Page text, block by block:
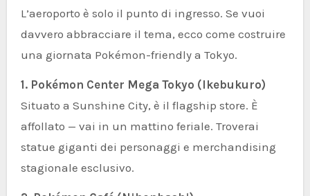
L’aeroporto è solo il punto di ingresso. Se vuoi
davvero abbracciare il tema, ecco come costruire
una giornata Pokémon-friendly a Tokyo.
1. Pokémon Center Mega Tokyo (Ikebukuro)
Situato a Sunshine City, è il flagship store. È
affollato — vai in un mattino feriale. Troverai
statue giganti dei personaggi e merchandising
stagionale esclusivo.